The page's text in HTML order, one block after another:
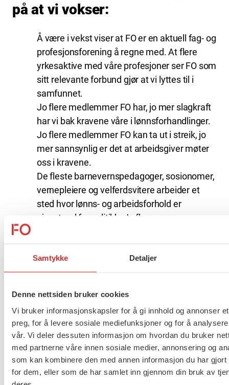
Samtykke Detaljer
Denne nettsiden bruker cookies
Vi bruker informasjonskapsler for å gi innhold og annonser
preg, for å levere sosiale mediefunksjoner og for å
vår. Vi deler dessuten informasjon om hvordan du bruker
med partnerne våre innen sosiale medier, annonsering og
som kan kombinere den med annen informasjon du har gjort
for dem, eller som de har samlet inn gjennom din bruk av
på at vi vokser:
Å være i vekst viser at FO er en aktuell fag- og
profesjonsforening å regne med. At flere
yrkesaktive med våre profesjoner ser FO som
sitt relevante forbund gjør at vi lyttes til i
samfunnet.
Jo flere medlemmer FO har, jo mer slagkraft
har vi bak kravene våre i lønnsforhandlinger.
Jo flere medlemmer FO kan ta ut i streik, jo
mer sannsynlig er det at arbeidsgiver møter
oss i kravene.
De fleste barnevernspedagoger, sosionomer,
vernepleiere og velferdsvitere arbeider et
sted hvor lønns- og arbeidsforhold er
gjenstand for politikk. Jo flere
disse.
FOs medlemmer jobber i tjenester hvor hele
faglige vurderinger av hvordan tjenestene bør
utformes, får også større tyngde i det
politiske landskapet.
Så enkelt: Bare spør